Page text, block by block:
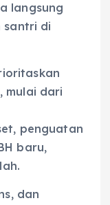
langsung
santri di
mulai dari
penguatan
baru,
dan